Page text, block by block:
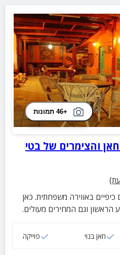
+46 תמונות
והצימרים של בטי
באווירה משפחתית. כאן
הראשון וגם המחירים מעולים.
חאן בנוי פוייקה